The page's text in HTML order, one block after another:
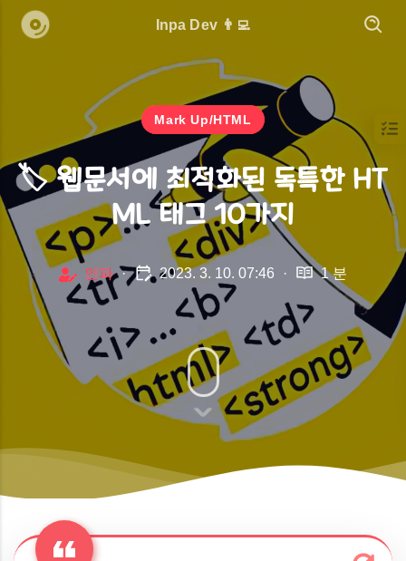
Mark Up/HTML
🏷️ 웹문서에 최적화된 독특한 HT
ML 태그 10가지
인파 · 2023. 3. 10. 07:46 · 1 분
Inpa Dev 👨‍💻